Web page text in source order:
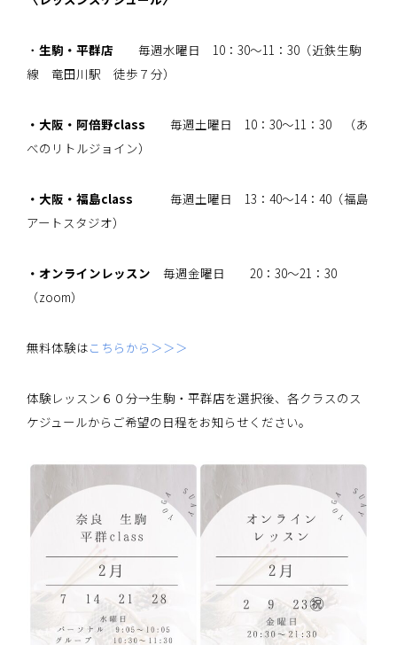
・ 生駒・平群店 毎週水曜日 10：30～11：30（近鉄生駒
線 竜田川駅 徒歩７分）
・大阪・阿倍野class 毎週土曜日 10：30～11：30 （あ
べのリトルジョイン）
・大阪・福島class 毎週土曜日 13：40～14：40（福島
アートスタジオ）
・オンラインレッスン 毎週金曜日 20：30～21：30
（zoom）
無料体験はこちらから＞＞＞
体験レッスン６０分→生駒・平群店を選択後、各クラスのス
ケジュールからご希望の日程をお知らせください。